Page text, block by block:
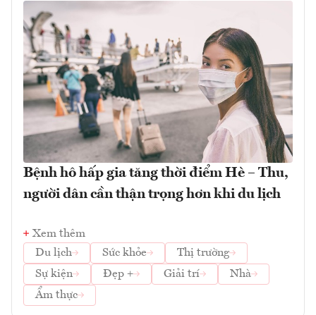
Bệnh hô hấp gia tăng thời điểm Hè – Thu,
người dân cần thận trọng hơn khi du lịch
Xem thêm
Du lịch
Sức khỏe
Thị trường
Sự kiện
Đẹp + Giải trí
Nhà
Ẩm thực